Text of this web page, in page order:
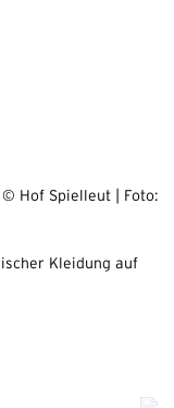
Hof Spielleut | Foto: